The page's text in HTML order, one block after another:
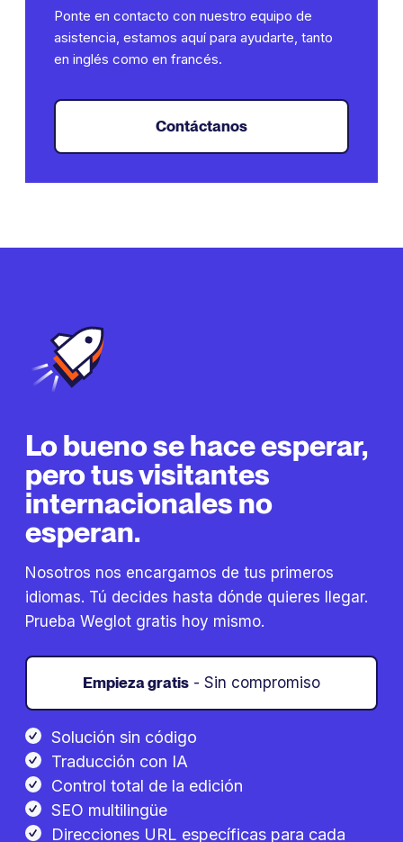
Ponte en contacto con nuestro equipo de
asistencia, estamos aquí para ayudarte, tanto
en inglés como en francés.
Contáctanos
Lo bueno se hace esperar,
pero tus visitantes
internacionales no
esperan.
Nosotros nos encargamos de tus primeros
idiomas. Tú decides hasta dónde quieres llegar.
Prueba Weglot gratis hoy mismo.
Empieza gratis - Sin compromiso
Solución sin código
Traducción con IA
Control total de la edición
SEO multilingüe
Direcciones URL específicas para cada